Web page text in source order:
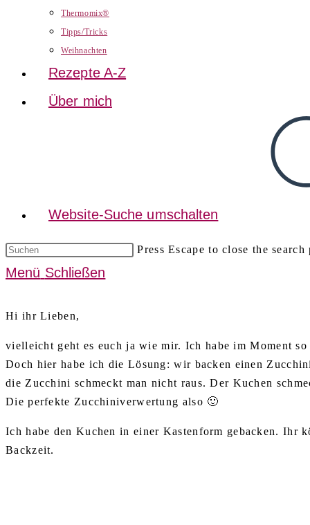
Thermomix®
Tipps/Tricks
Weihnachten
Rezepte A-Z
Über mich
Website-Suche umschalten
Press Escape to close the search
Menü Schließen
Hi ihr Lieben,
vielleicht geht es euch ja wie mir. Ich habe im Moment
Doch hier habe ich die Lösung: wir backen einen
die Zucchini schmeckt man nicht raus. Der Kuchen
Die perfekte Zucchiniverwertung also 🙂
Ich habe den Kuchen in einer Kastenform gebacken. Ihr
Backzeit.